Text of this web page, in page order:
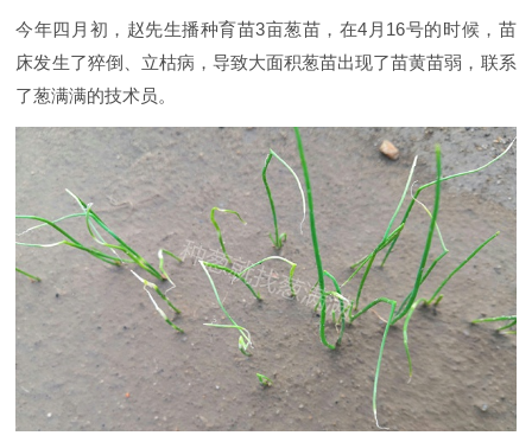
今年四月初，赵先生播种育苗3亩葱苗，在4月16号的时候，苗
床发生了猝倒、立枯病，导致大面积葱苗出现了苗黄苗弱，联系
了葱满满的技术员。